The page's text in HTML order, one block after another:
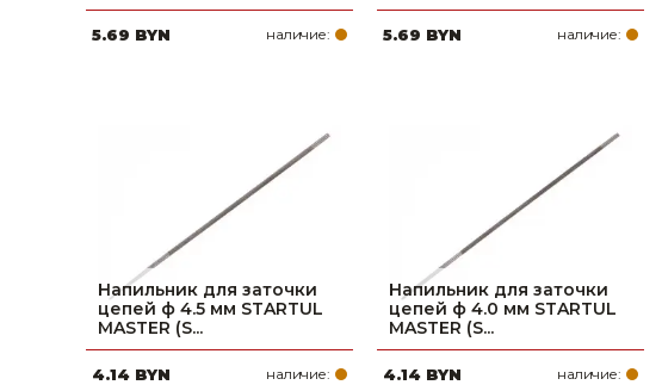
5.69 BYN наличие: 5.69 BYN наличие:
Напильник для заточки
цепей ф 4.5 мм STARTUL
MASTER (S...
4.14 BYN наличие:
Напильник для заточки
цепей ф 4.0 мм STARTUL
MASTER (S...
4.14 BYN наличие: